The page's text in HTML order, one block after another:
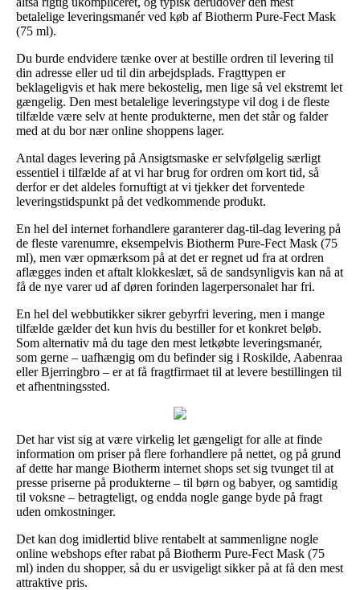
betalelige leveringsmanér ved køb af Biotherm Pure-Fect Mask
(75 ml).
Du burde endvidere tænke over at bestille ordren til levering til
din adresse eller ud til din arbejdsplads. Fragttypen er
beklageligvis et hak mere bekostelig, men lige så vel ekstremt let
gængelig. Den mest betalelige leveringstype vil dog i de fleste
tilfælde være selv at hente produkterne, men det står og falder
med at du bor nær online shoppens lager.
Antal dages levering på Ansigtsmaske er selvfølgelig særligt
essentiel i tilfælde af at vi har brug for ordren om kort tid, så
derfor er det aldeles fornuftigt at vi tjekker det forventede
leveringstidspunkt på det vedkommende produkt.
En hel del internet forhandlere garanterer dag-til-dag levering på
de fleste varenumre, eksempelvis Biotherm Pure-Fect Mask (75
ml), men vær opmærksom på at det er regnet ud fra at ordren
aflægges inden et aftalt klokkeslæt, så de sandsynligvis kan nå at
få de nye varer ud af døren forinden lagerpersonalet har fri.
En hel del webbutikker sikrer gebyrfri levering, men i mange
tilfælde gælder det kun hvis du bestiller for et konkret beløb.
Som alternativ må du tage den mest letkøbte leveringsmanér,
som gerne – uafhængig om du befinder sig i Roskilde, Aabenraa
eller Bjerringbro – er at få fragtfirmaet til at levere bestillingen til
et afhentningssted.
Det har vist sig at være virkelig let gængeligt for alle at finde
information om priser på flere forhandlere på nettet, og på grund
af dette har mange Biotherm internet shops set sig tvunget til at
presse priserne på produkterne – til børn og babyer, og samtidig
til voksne – betragteligt, og endda nogle gange byde på fragt
uden omkostninger.
Det kan dog imidlertid blive rentabelt at sammenligne nogle
online webshops efter rabat på Biotherm Pure-Fect Mask (75
ml) inden du shopper, så du er usvigeligt sikker på at få den mest
attraktive pris.